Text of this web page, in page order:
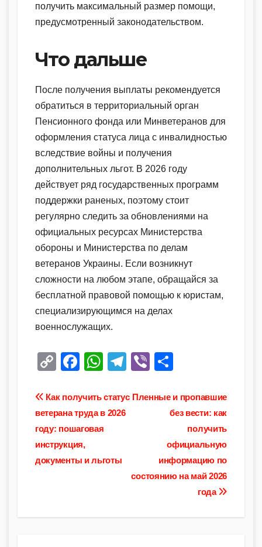
получить максимальный размер помощи,
предусмотренный законодательством.
Что дальше
После получения выплаты рекомендуется
обратиться в территориальный орган
Пенсионного фонда или Минветеранов для
оформления статуса лица с инвалидностью
вследствие войны и получения
дополнительных льгот. В 2026 году
действует ряд государственных программ
поддержки раненых, поэтому стоит
регулярно следить за обновлениями на
официальных ресурсах Министерства
обороны и Министерства по делам
ветеранов Украины. Если возникнут
сложности на любом этапе, обращайся за
бесплатной правовой помощью к юристам,
специализирующимся на делах
военнослужащих.
C
p
y
Li
n
F
c
e
b
o
W
at
s
A
p
T
e
Vi
er р
а
в
и
ть
Навигация
по
записям
Пленные и пропавшие
без вести: как
получить
официальную
информацию по
состоянию на май 2026
года
Как получить статус
ветерана труда в 2026
году: пошаговая
инструкция,
документы и льготы